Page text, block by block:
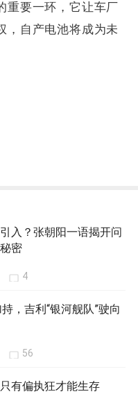
重要一环，它让车厂
，自产电池将成为未
入？张朝阳一语揭开问
密
4
，吉利“银河舰队”驶向
56
有偏执狂才能生存